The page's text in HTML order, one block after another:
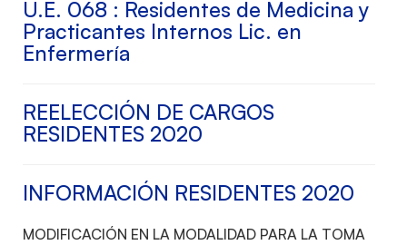
U.E. 068 : Residentes de Medicina y
Practicantes Internos Lic. en
Enfermería
REELECCIÓN DE CARGOS
RESIDENTES 2020
INFORMACIÓN RESIDENTES 2020
MODIFICACIÓN EN LA MODALIDAD PARA LA TOMA